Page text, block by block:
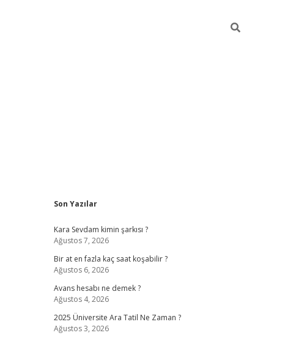
Sidebar
Son Yazılar
Kara Sevdam kimin şarkısı ?
Ağustos 7, 2026
Bir at en fazla kaç saat koşabilir ?
Ağustos 6, 2026
Avans hesabı ne demek ?
Ağustos 4, 2026
2025 Üniversite Ara Tatil Ne Zaman ?
Ağustos 3, 2026